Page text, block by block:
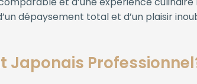
dépaysement total et d’un plaisir
Japonais